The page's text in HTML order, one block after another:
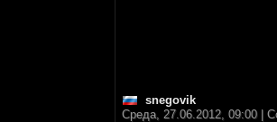
snegovik
Среда, 27.06.2012, 09:00 |